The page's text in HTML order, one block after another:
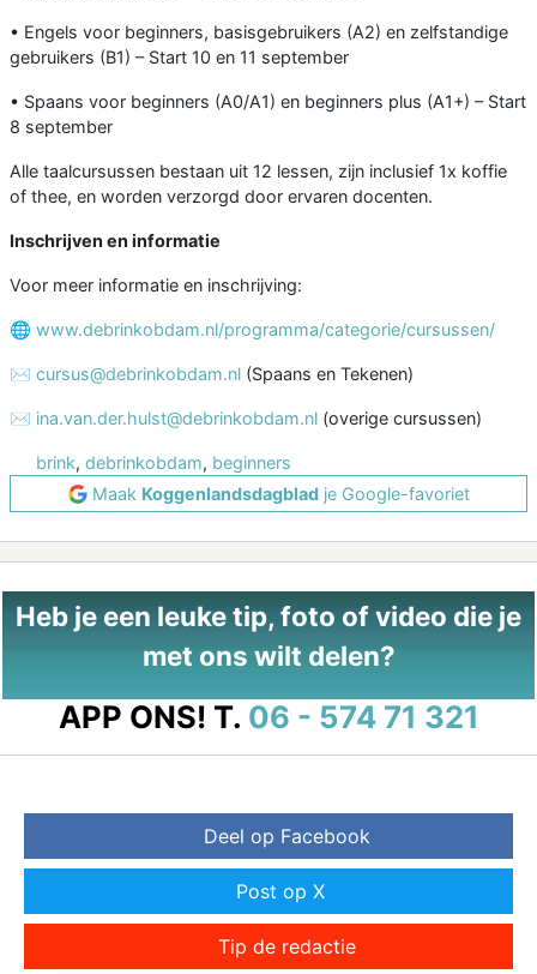
• Engels voor beginners, basisgebruikers (A2) en zelfstandige
gebruikers (B1) – Start 10 en 11 september
• Spaans voor beginners (A0/A1) en beginners plus (A1+) – Start
8 september
Alle taal­cursussen bestaan uit 12 lessen, zijn inclusief 1x koffie
of thee, en worden verzorgd door ervaren docenten.
Inschrijven en informatie
Voor meer informatie en inschrijving:
🌐 www.debrinkobdam.nl/programma/categorie/cursussen/
✉️ cursus@debrinkobdam.nl (Spaans en Tekenen)
✉️ ina.van.der.hulst@debrinkobdam.nl (overige cursussen)
brink, debrinkobdam, beginners
Maak Koggenlandsdagbladje Google-favoriet
Heb je een leuke tip, foto of video die je
met ons wilt delen?
APP ONS! T. 06 - 574 71 321
Deel op Facebook
Post op X
Tip de redactie